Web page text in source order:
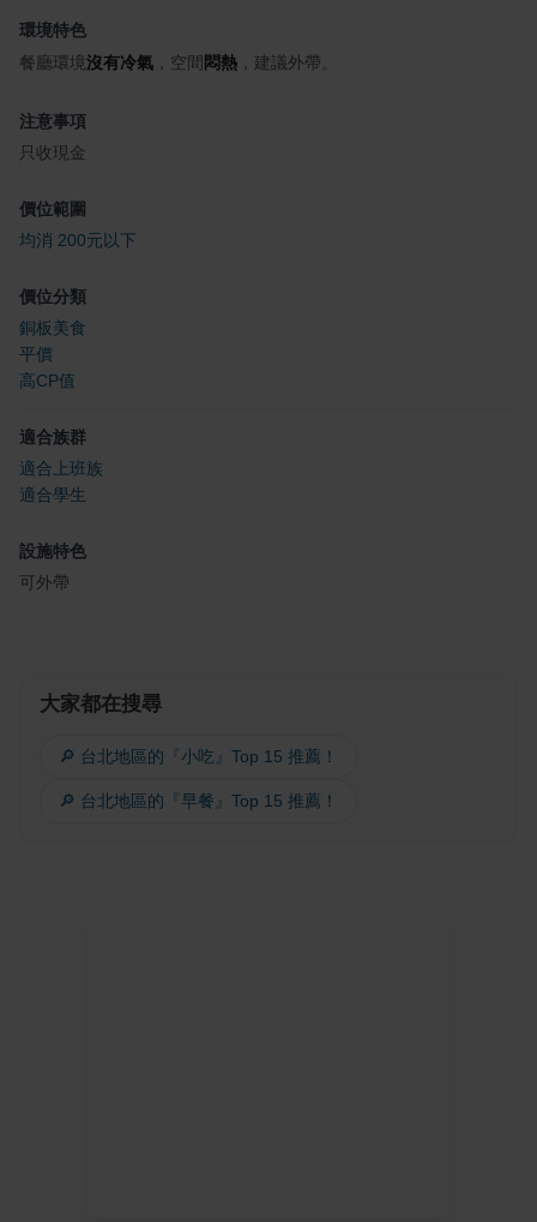
環境特色
餐廳環境沒有冷氣 ，空間 悶熱 ，建議外帶。
注意事項
只收現金
價位範圍
均消 200元以下
價位分類
銅板美食
平價
高CP值
適合族群
適合上班族
適合學生
設施特色
可外帶
大家都在搜尋
🔎 台北地區的『小吃』Top 15 推薦！
🔎 台北地區的『早餐』Top 15 推薦！